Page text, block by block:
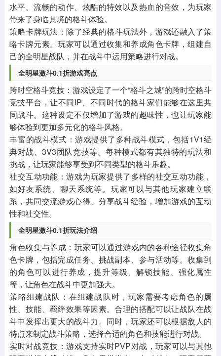
水平。流畅的动作、炫酷的特效以及热血的音效，为玩家
带来了身临其境的格斗体验。
‌策略卡牌玩法‌：除了经典的格斗玩法外，游戏还融入了策
略卡牌元素。玩家可以通过收集和养成角色卡牌，组建自
己的全明星战队，并在战斗中运用策略进行对战。
全明星激斗0.1折游戏亮点
‌跨时空格斗竞技‌：游戏设定了一个“格斗之城”的跨时空格斗
竞技平台，让不同IP、不同时代的格斗家们能够在这里共
同战斗。这种设定不仅增加了游戏的趣味性，也让玩家能
够体验到更加多元化的格斗风格。
‌丰富的战斗模式‌：游戏提供了多种战斗模式，包括1V1经
典对战、3V3团队竞技等。每种模式都有其独特的玩法和
挑战，让玩家能够享受到不同类型的格斗乐趣。
‌社交互动功能‌：游戏为玩家提供了多样的社交互动功能，
如好友系统、聊天系统等。玩家可以与其他玩家建立联
系，共同交流游戏心得、分享战斗经验，增加游戏的互动
性和社交性。
全明星激斗0.1折玩法介绍
‌角色收集与养成‌：玩家可以通过游戏内的各种途径收集角
色卡牌，包括完成任务、挑战副本、参与活动等。收集到
的角色可以进行养成，提升等级、解锁技能、强化属性
等，让角色在战斗中更加强大。
‌策略组建战队‌：在组建战队时，玩家需要考虑角色的属
性、技能、羁绊效果等因素。合理的搭配可以让战队在战
斗中发挥出更大的战斗力。同时，玩家还可以根据敌人的
特点来制定战斗策略，选择合适的角色和技能进行对战。
‌实时对战竞技‌：游戏支持实时PVP对战，玩家可以与其他